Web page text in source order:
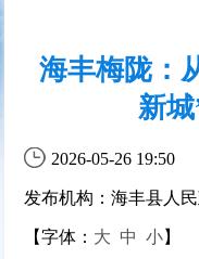
海丰梅陇：
新
2026-05-26 19:50
发布机构：海丰县人
【字体： 大 中 小】